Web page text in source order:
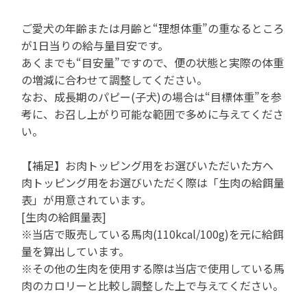
ご愛犬の年齢または月齢と“理想体重”の重なるところ
が1日当りの給与量目安です。
あくまでも“目安量”ですので、便の状態と実際の体重
の増減に合わせて調整してください。
なお、成長期のパピー(子犬)の場合は“目標体重”を参
考に、お召し上がり可能な範囲で多めに与えてくださ
い。
【補足】お肉トッピング用をお選びいただいた方へ
肉トッピング用をお選びいただく際は「生肉の給餌量
表」が用意されています。
[生肉の給餌量表]
※当店で販売している馬肉(110kcal/100g)を元に給餌
量を算出しています。
※その他の生肉を使用する際は当店で使用している馬
肉のカロリーと比較し調整した上で与えてください。